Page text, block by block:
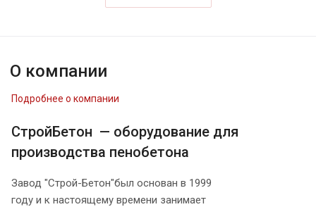
О компании
Подробнее о компании
СтройБетон — оборудование для
производства пенобетона
Завод "Строй-Бетон"был основан в 1999
году и к настоящему времени занимает